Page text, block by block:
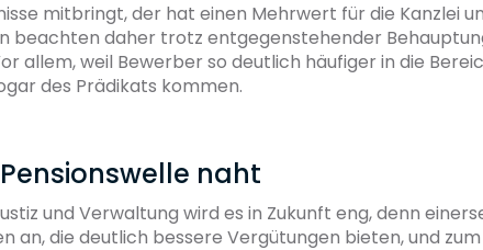
mitbringt, der hat einen Mehrwert für die Kanzlei
beachten daher trotz entgegenstehender
allem, weil Bewerber so deutlich häufiger in die
des Prädikats kommen.
naht
und Verwaltung wird es in Zukunft eng, denn
an, die deutlich bessere Vergütungen bieten, und